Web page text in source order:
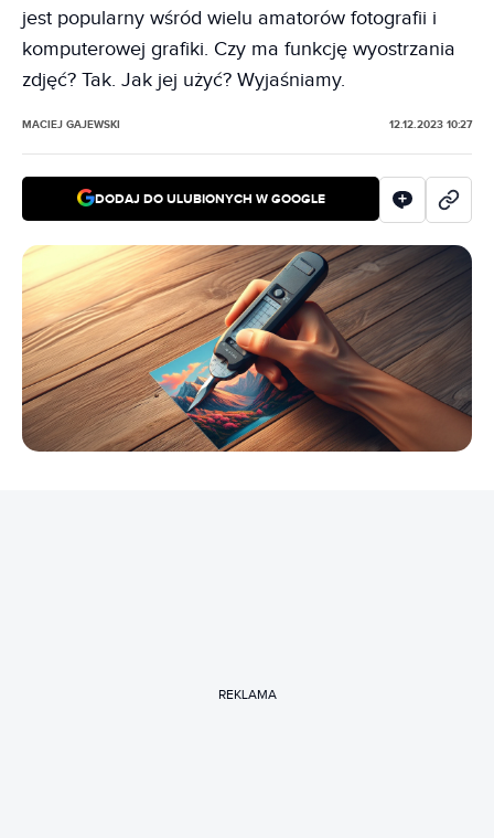
jest popularny wśród wielu amatorów fotografii i
komputerowej grafiki. Czy ma funkcję wyostrzania
zdjęć? Tak. Jak jej użyć? Wyjaśniamy.
MACIEJ GAJEWSKI 12.12.2023 10:27
DODAJ DO ULUBIONYCH W GOOGLE
REKLAMA